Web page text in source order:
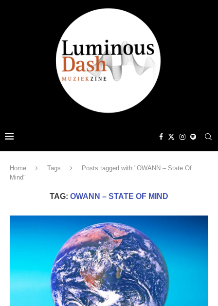
Home Tags
Posts tagged with "OWANN – State Of
Mind"
TAG: OWANN – STATE OF MIND